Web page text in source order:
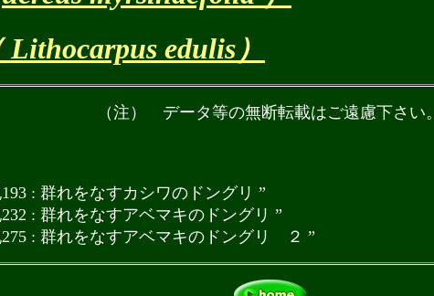
edulis）
（注） データ等の無断転載はご遠慮下さい。
: 群れをなすカシワのドングリ ”
: 群れをなすアベマキのドングリ ”
: 群れをなすアベマキのドングリ ２ ”